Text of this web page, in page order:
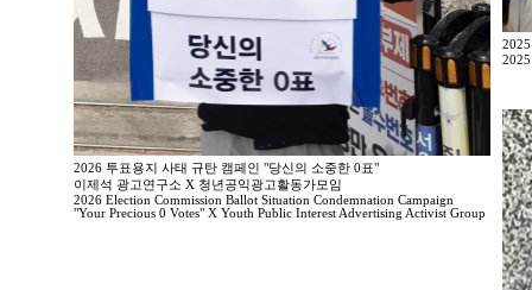
2026 투표용지 사태 규탄 캠페인 "당신의 소중한 0표"
이제석 광고연구소 X 청년공익광고활동가모임
2026 Election Commission Ballot Situation Condemnation Campaign
"Your Precious 0 Votes" X Youth Public Interest Advertising Activist Group
2025